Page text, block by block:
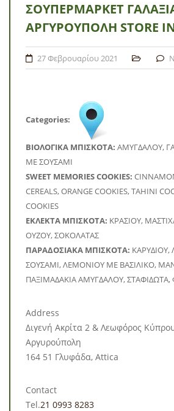
ΣΟΥΠΕΡΜΆΡΚΕΤ
ΑΡΓΥΡΟΎΠΟΛΗ STORE
27 Φεβρουαρίου 2021
Categories:
BΙΟΛΟΓΙΚΑ ΜΠΙΣΚΟΤΑ: ΑΜΥΓΔΑΛΟΥ,
ΜΕ ΣΟΥΣΑΜΙ
SWEET MEMORIES COOKIES:
CEREALS, ORANGE COOKIES, TAHINI
COOKIES
ΕΚΛΕΚΤΑ ΜΠΙΣΚΟΤΑ: ΚΡΑΣΙΟΥ,
ΟΥΖΟΥ, ΣΟΚΟΛΑΤΑΣ
ΠΑΡΑΔΟΣΙΑΚΑ ΜΠΙΣΚΟΤΑ:
ΣΟΥΣΑΜΙ, ΛΕΜΟΝΙΟΥ ΜΕ ΒΑΣΙΛΙΚΟ,
ΠΑΞΙΜΑΔΑΚΙΑ ΑΜΥΓΔΑΛΟΥ,
Address
Διγενή Ακρίτα 2 & Λεωφόρος
Αργυρούπολη
164 51 Γλυφάδα, Attica
Contact
Tel.21 0993 8283